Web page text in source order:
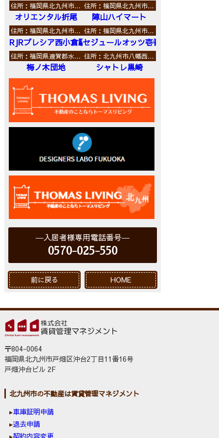
住所：福岡県北九州市…
オリエンタル折尾
住所：福岡県北九州市…
陣山ハイマート
住所：福岡県北九州市…
RJRプレシア西小倉駅前
住所：福岡県北九州市…
セジュールオッツ壱番館
住所：福岡県遠賀郡水…
梅ノ木団地
住所：北九州市八幡西…
シャトレ黒崎
入居者様専用電話番号
0570-025-550
前に戻る HOME
〒804-0064
福岡県北九州市戸畑区沖台2丁目11番16号
戸畑沖台ビル 2F
北九州市の不動産は賃貸管理マネジメント
車庫証明申請
退去申請